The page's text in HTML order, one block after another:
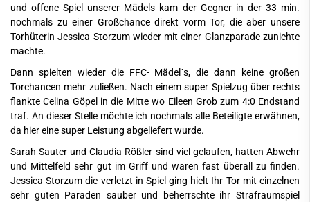
und offene Spiel unserer Mädels kam der Gegner in der 33 min.
nochmals zu einer Großchance direkt vorm Tor, die aber unsere
Torhüterin Jessica Storzum wieder mit einer Glanzparade zunichte
machte.
Dann spielten wieder die FFC- Mädel´s, die dann keine großen
Torchancen mehr zuließen. Nach einem super Spielzug über rechts
flankte Celina Göpel in die Mitte wo Eileen Grob zum 4:0 Endstand
traf. An dieser Stelle möchte ich nochmals alle Beteiligte erwähnen,
da hier eine super Leistung abgeliefert wurde.
Sarah Sauter und Claudia Rößler sind viel gelaufen, hatten Abwehr
und Mittelfeld sehr gut im Griff und waren fast überall zu finden.
Jessica Storzum die verletzt in Spiel ging hielt Ihr Tor mit einzelnen
sehr guten Paraden sauber und beherrschte ihr Strafraumspiel